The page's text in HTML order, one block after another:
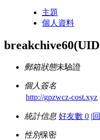
主題
個人資料
breakchive60
郵箱狀態未驗證
個人簽名
http://gpzwcz-cost.xyz
統計信息 好友數 0 |
性別保密